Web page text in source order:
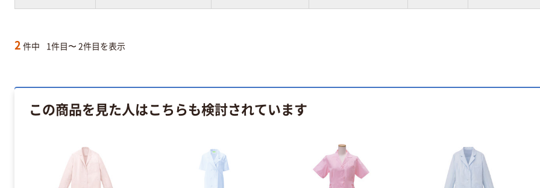
2 件中 1件目〜 2件目を表示
この商品を見た人はこちらも検討されています